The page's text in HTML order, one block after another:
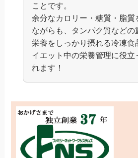
ことです。
余分なカロリー・糖質・脂質
ながらも、タンパク質などの
栄養をしっかり摂れる冷凍食
イエット中の栄養管理に役立
れます！